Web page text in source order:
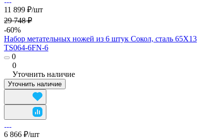
11 899 ₽/шт
29 748 ₽
-60%
Набор метательных ножей из 6 штук Сокол, сталь 65Х13
TS064-6FN-6
0
0
Уточнить наличие
Уточнить наличие
6 866 ₽/шт